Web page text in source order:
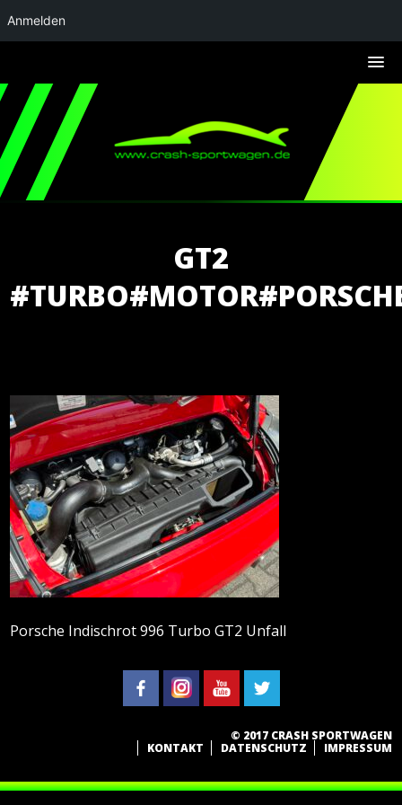
GT2
Porsche Indischrot 996 Turbo GT2 Unfall
© 2017 CRASH SPORTWAGEN
KONTAKT
DATENSCHUTZ IMPRESSUM
Anmelden